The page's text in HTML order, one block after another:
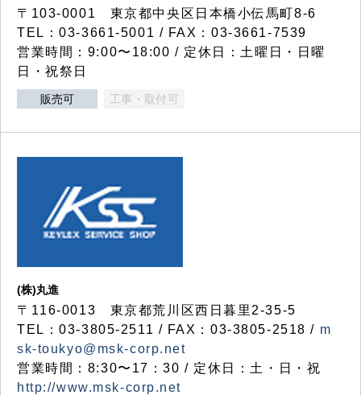
〒103-0001 東京都中央区日本橋小伝馬町8-6
TEL：03-3661-5001 / FAX：03-3661-7539
営業時間：9:00〜18:00 / 定休日：土曜日・日曜
日・祝祭日
販売可 工事・取付可
(株)丸進
〒116-0013 東京都荒川区西日暮里2-35-5
TEL：03-3805-2511 / FAX：03-3805-2518 / m
sk-toukyo@msk-corp.net
営業時間：8:30〜17：30 / 定休日：土・日・祝
http://www.msk-corp.net